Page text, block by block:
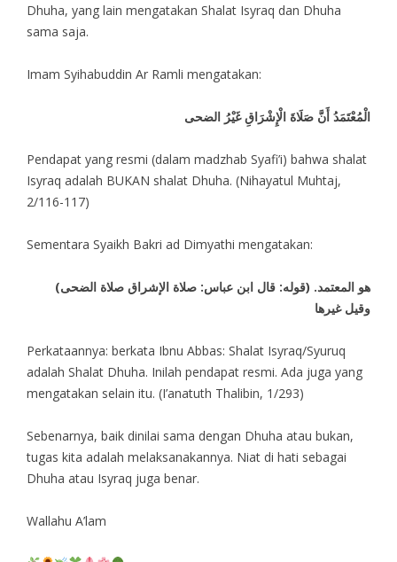
Dhuha, yang lain mengatakan Shalat Isyraq dan Dhuha
sama saja.
Imam Syihabuddin Ar Ramli mengatakan:
الْمُعْتَمَدُ أَنَّ صَلَاةَ الْإِشْرَاقِ غَيْرُ الضحى
Pendapat yang resmi (dalam madzhab Syafi’i) bahwa shalat
Isyraq adalah BUKAN shalat Dhuha. (Nihayatul Muhtaj,
2/116-117)
Sementara Syaikh Bakri ad Dimyathi mengatakan:
(قوله: قال ابن عباس: صلاة الإشراق صلاة الضحى) هو المعتمد.
وقيل غيرها
Perkataannya: berkata Ibnu Abbas: Shalat Isyraq/Syuruq
adalah Shalat Dhuha. Inilah pendapat resmi. Ada juga yang
mengatakan selain itu. (I’anatuth Thalibin, 1/293)
Sebenarnya, baik dinilai sama dengan Dhuha atau bukan,
tugas kita adalah melaksanakannya. Niat di hati sebagai
Dhuha atau Isyraq juga benar.
Wallahu A’lam